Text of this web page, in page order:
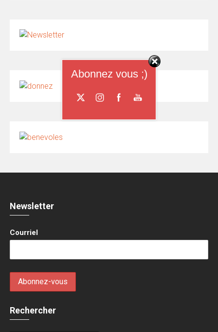
Newsletter
Courriel
Rechercher
Abonnez vous ;)